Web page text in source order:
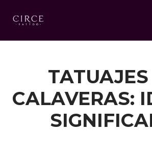
Saltar
al
CALAVERAS: